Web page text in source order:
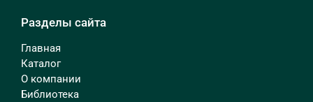
Разделы сайта
Главная
Каталог
О компании
Библиотека